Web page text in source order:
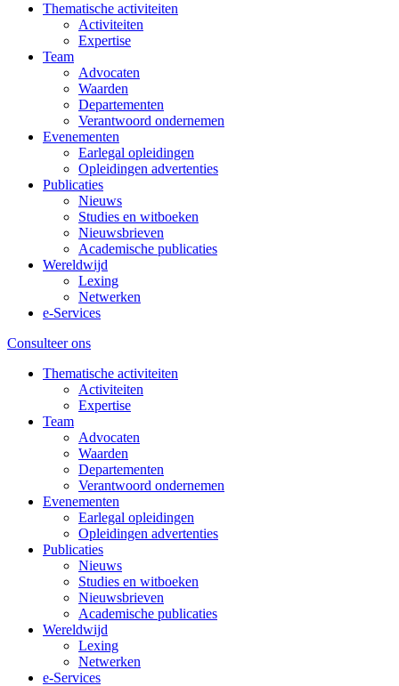
Thematische activiteiten
Activiteiten
Expertise
Team
Advocaten
Waarden
Departementen
Verantwoord ondernemen
Evenementen
Earlegal opleidingen
Opleidingen advertenties
Publicaties
Nieuws
Studies en witboeken
Nieuwsbrieven
Academische publicaties
Wereldwijd
Lexing
Netwerken
e-Services
Consulteer ons
Thematische activiteiten
Activiteiten
Expertise
Team
Advocaten
Waarden
Departementen
Verantwoord ondernemen
Evenementen
Earlegal opleidingen
Opleidingen advertenties
Publicaties
Nieuws
Studies en witboeken
Nieuwsbrieven
Academische publicaties
Wereldwijd
Lexing
Netwerken
e-Services